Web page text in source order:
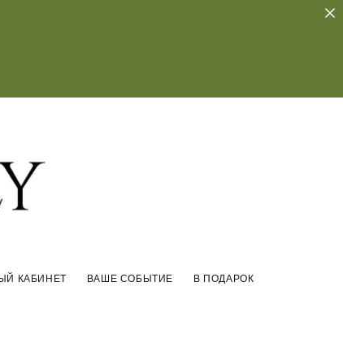
КАБИНЕТ ВАШЕ СОБЫТИЕ
В ПОДАРОК
КАБИНЕТ